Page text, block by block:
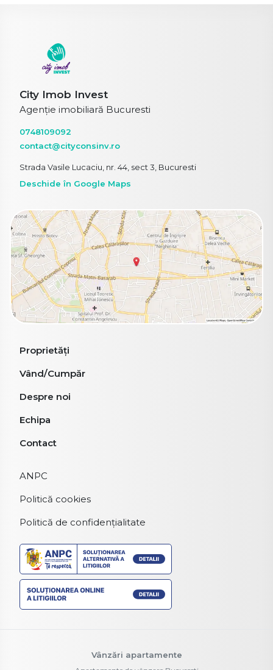
City Imob Invest
Agenție imobiliară Bucuresti
0748109092
contact@cityconsinv.ro
Strada Vasile Lucaciu, nr. 44, sect 3, Bucuresti
Deschide în Google Maps
Proprietăți
Vând/Cumpăr
Despre noi
Echipa
Contact
ANPC
Politică cookies
Politică de confidențialitate
Vânzări apartamente